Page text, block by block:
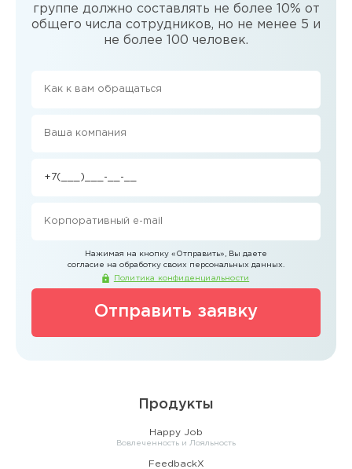
группе должно составлять не более 10% от
общего числа сотрудников, но не менее 5 и
не более 100 человек.
Отправить заявку
Нажимая на кнопку «Отправить»
, Вы даете
согласие на обработку своих персональных данных.
Политика конфиденциальности
Продукты
Happy Job
Вовлеченность и Лояльность
FeedbackX